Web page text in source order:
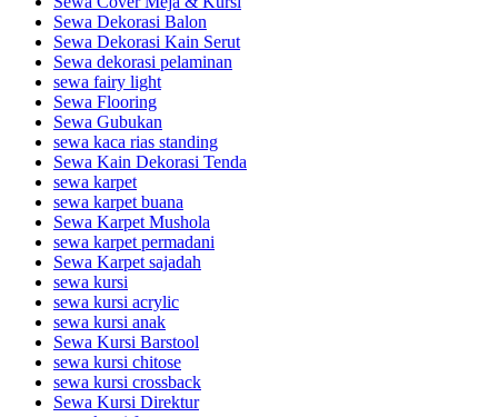
Sewa Dekorasi Balon
Sewa Dekorasi Kain Serut
Sewa dekorasi pelaminan
sewa fairy light
Sewa Flooring
Sewa Gubukan
sewa kaca rias standing
Sewa Kain Dekorasi Tenda
sewa karpet
sewa karpet buana
Sewa Karpet Mushola
sewa karpet permadani
Sewa Karpet sajadah
sewa kursi
sewa kursi acrylic
sewa kursi anak
Sewa Kursi Barstool
sewa kursi chitose
sewa kursi crossback
Sewa Kursi Direktur